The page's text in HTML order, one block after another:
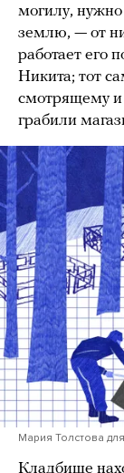
могилу, нужно
землю, — от
работает его
Никита; тот
смотрящему и
грабили
Мария Толстова
Кладбище